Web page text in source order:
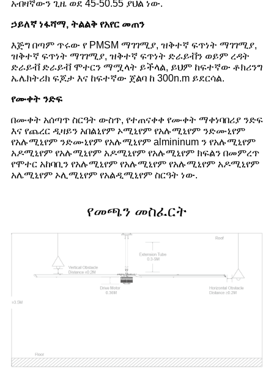
አብዛኛውን ጊዜ ወደ 45-50.55 ያህል ነው.
ኃይለኛ ነፋሻማ, ትልልቅ የአየር መጠን
እጅግ በጣም ጥሩው የ PMSM ማገገሚያ, ዝቅተኛ ፍጥነት ማገገሚያ,
ዝቅተኛ ፍጥነት ማገገሚያ, ዝቅተኛ ፍጥነት ድራይቭን ወይም ረዳት
ድራይቭ ድራይቭ ሞተርን ማሟላት ይችላል, ይህም ከፍተኛው ቶክሪንግ
ኤሌክትሪክ ፍጆታ እና ከፍተኛው ጀልባ ከ 300n.m ይደርሳል.
የሙቀት ንድፍ
በሙቀት አሰጣጥ ስርዓት ውስጥ, የተጠናቀቀ የሙቀት ማቀነባበሪያ ንድፍ
እና የጨረር ዲዛይን አበልኒየም ኦሚኒየም የአሉሚኒየም ንድሙኒየም
የአሉሚኒየም ንድሙኒየም የአሉሚኒየም almininum ን የአሉሚኒየም
አዶሚኒየም የአሉሚኒየም አዶሚኒየም የአሉሚኒየም ክፍልን በመምረጥ
የሞተር አከባቢን የአሉሚኒየም የአሉሚኒየም የአሉሚኒየም አዶሚኒየም
አሌሚኒየም ኦሊሚኒየም የአልዲሚኒየም ስርዓት ነው.
የመጫን መስፈርት